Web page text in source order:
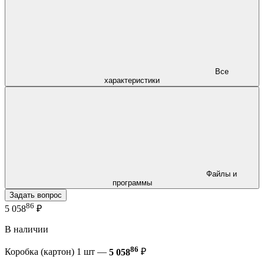
характеристики
программы
Задать вопрос
5 05886 ₽
В наличии
Коробка (картон) 1 шт — 5 05886 ₽